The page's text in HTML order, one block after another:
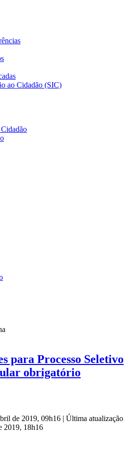
ao Cidadão (SIC)
para Processo Seletivo
obrigatório
de 2019, 09h16 | Última atualização
2019, 18h16